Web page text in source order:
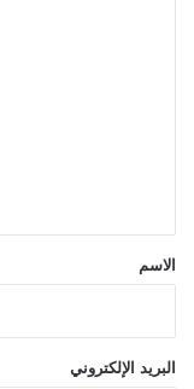
*الاسم
البريد الإلكتروني